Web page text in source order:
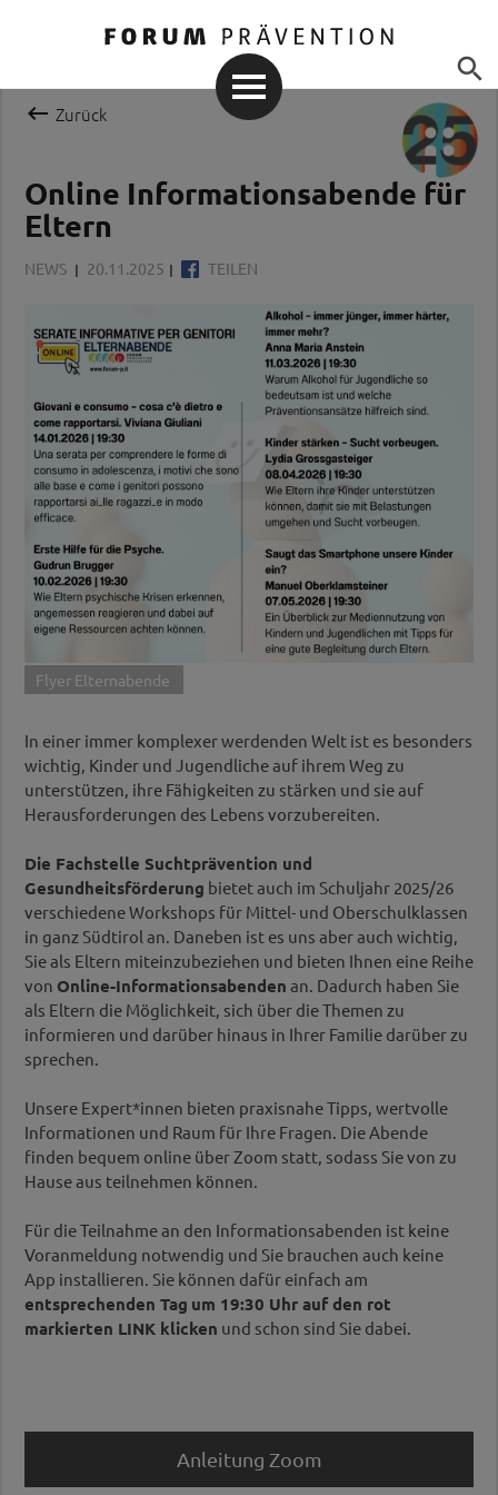

 Zurück
Online Informationsabende für
Eltern
NEWS 20.11.2025 TEILEN
Flyer Elternabende
In einer immer komplexer werdenden Welt ist es besonders
wichtig, Kinder und Jugendliche auf ihrem Weg zu
unterstützen, ihre Fähigkeiten zu stärken und sie auf
Herausforderungen des Lebens vorzubereiten.
Die Fachstelle Suchtprävention und
Gesundheitsförderung bietet auch im Schuljahr 2025/26
verschiedene Workshops für Mittel- und Oberschulklassen
in ganz Südtirol an. Daneben ist es uns aber auch wichtig,
Sie als Eltern miteinzubeziehen und bieten Ihnen eine Reihe
von Online-Informationsabenden an. Dadurch haben Sie
als Eltern die Möglichkeit, sich über die Themen zu
informieren und darüber hinaus in Ihrer Familie darüber zu
sprechen.
Unsere Expert*innen bieten praxisnahe Tipps, wertvolle
Informationen und Raum für Ihre Fragen. Die Abende
finden bequem online über Zoom statt, sodass Sie von zu
Hause aus teilnehmen können.
Für die Teilnahme an den Informationsabenden ist keine
Voranmeldung notwendig und Sie brauchen auch keine
App installieren. Sie können dafür einfach am
entsprechenden Tag um 19:30 Uhr auf den rot
markierten LINK klicken und schon sind Sie dabei.
Anleitung Zoom